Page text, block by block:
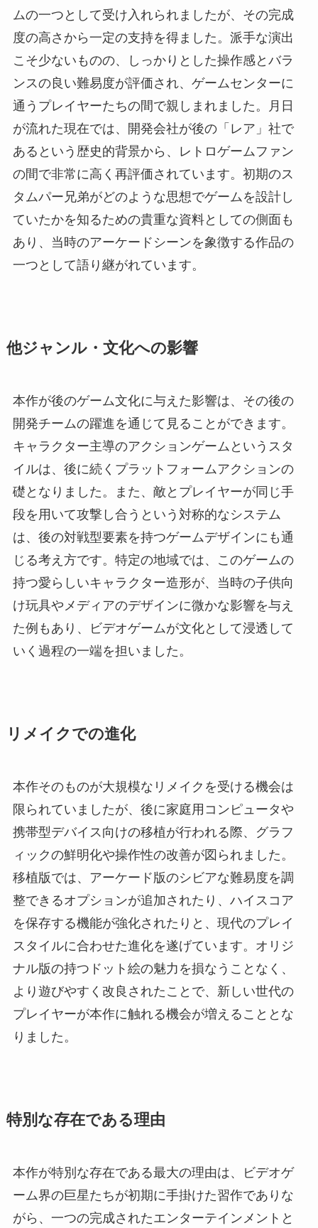
ムの一つとして受け入れられましたが、その完成
度の高さから一定の支持を得ました。派手な演出
こそ少ないものの、しっかりとした操作感とバラ
ンスの良い難易度が評価され、ゲームセンターに
通うプレイヤーたちの間で親しまれました。月日
が流れた現在では、開発会社が後の「レア」社で
あるという歴史的背景から、レトロゲームファン
の間で非常に高く再評価されています。初期のス
タムパー兄弟がどのような思想でゲームを設計し
ていたかを知るための貴重な資料としての側面も
あり、当時のアーケードシーンを象徴する作品の
一つとして語り継がれています。
他ジャンル・文化への影響
本作が後のゲーム文化に与えた影響は、その後の
開発チームの躍進を通じて見ることができます。
キャラクター主導のアクションゲームというスタ
イルは、後に続くプラットフォームアクションの
礎となりました。また、敵とプレイヤーが同じ手
段を用いて攻撃し合うという対称的なシステム
は、後の対戦型要素を持つゲームデザインにも通
じる考え方です。特定の地域では、このゲームの
持つ愛らしいキャラクター造形が、当時の子供向
け玩具やメディアのデザインに微かな影響を与え
た例もあり、ビデオゲームが文化として浸透して
いく過程の一端を担いました。
リメイクでの進化
本作そのものが大規模なリメイクを受ける機会は
限られていましたが、後に家庭用コンピュータや
携帯型デバイス向けの移植が行われる際、グラフ
ィックの鮮明化や操作性の改善が図られました。
移植版では、アーケード版のシビアな難易度を調
整できるオプションが追加されたり、ハイスコア
を保存する機能が強化されたりと、現代のプレイ
スタイルに合わせた進化を遂げています。オリジ
ナル版の持つドット絵の魅力を損なうことなく、
より遊びやすく改良されたことで、新しい世代の
プレイヤーが本作に触れる機会が増えることとな
りました。
特別な存在である理由
本作が特別な存在である最大の理由は、ビデオゲ
ーム界の巨星たちが初期に手掛けた習作でありな
がら、一つの完成されたエンターテインメントと